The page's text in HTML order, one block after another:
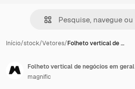
Início/stock/Vetores/Folheto vertical de …
Folheto vertical de negócios em geral
magnific